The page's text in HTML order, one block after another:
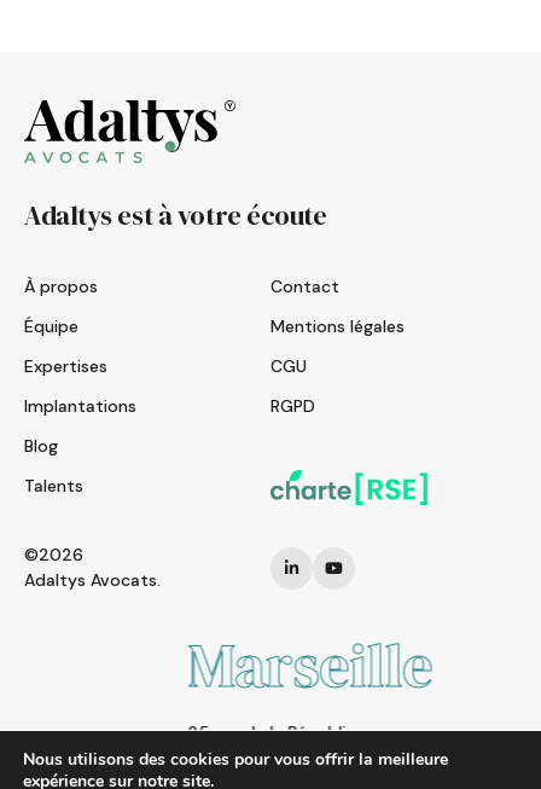
Adaltys est à votre écoute
À propos
Équipe
Expertises
Implantations
Blog
Talents
Contact
Mentions légales
CGU
RGPD
©2026
Adaltys Avocats.
Marseille
25 rue de la République
13002 MARSEILLE
FRANCE
Nous utilisons des cookies pour vous offrir la meilleure
expérience sur notre site.